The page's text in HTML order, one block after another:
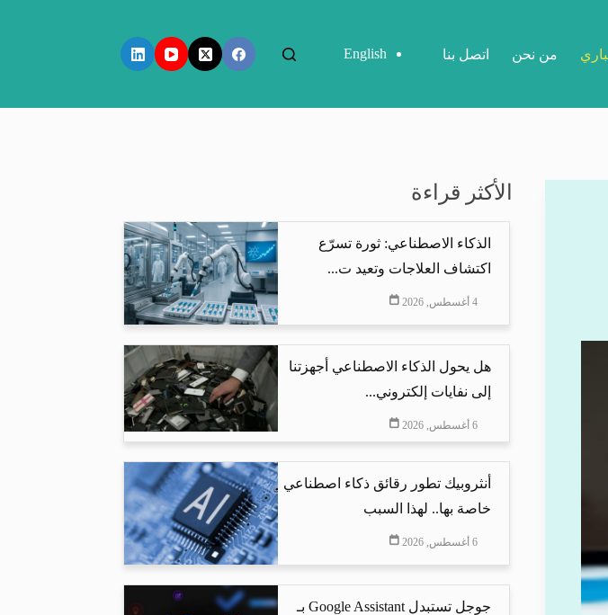
من نحن اتصل بنا English
الأكثر قراءة
الذكاء الاصطناعي: ثورة تسرّع
اكتشاف العلاجات وتعيد ت...
4 أغسطس, 2026
هل يحول الذكاء الاصطناعي أجهزتنا
إلى نفايات إلكتروني...
6 أغسطس, 2026
أنثروبيك تطور رقائق ذكاء اصطناعي
خاصة بها.. لهذا السبب
6 أغسطس, 2026
جوجل تستبدل Google Assistant بـ